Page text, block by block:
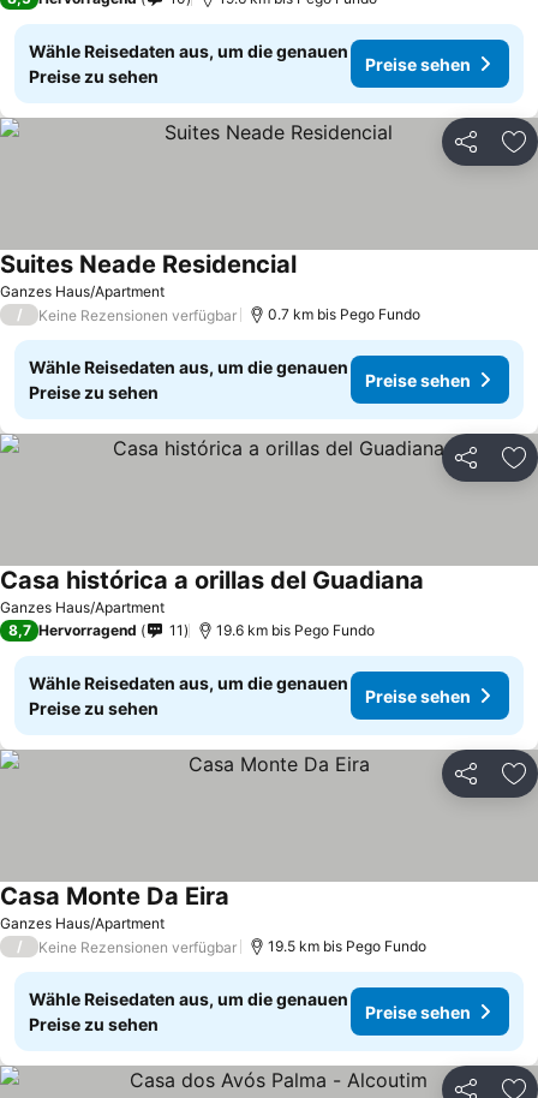
Wähle Reisedaten aus, um die genauen
Preise zu sehen
Preise sehen
Teilen
Ganzes Haus/Apartment
Suites Neade Residencial
/ Keine Rezensionen verfügbar 0.7 km bis Pego Fundo
Wähle Reisedaten aus, um die genauen
Preise zu sehen
Preise sehen
Teilen
Ganzes Haus/Apartment
Casa histórica a orillas del Guadiana
8,7 Hervorragend 11 19.6 km bis Pego Fundo
Wähle Reisedaten aus, um die genauen
Preise zu sehen
Preise sehen
Teilen
Ganzes Haus/Apartment
Casa Monte Da Eira
/ Keine Rezensionen verfügbar 19.5 km bis Pego Fundo
Wähle Reisedaten aus, um die genauen
Preise zu sehen
Preise sehen